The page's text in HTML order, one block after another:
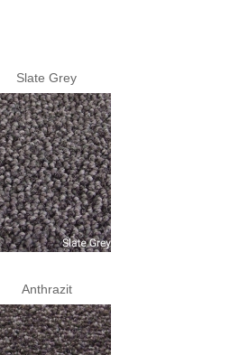
Slate Grey
Anthrazit